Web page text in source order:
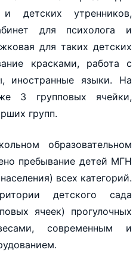
детских утренников,
для психолога и
для таких детских
красками, работа с
иностранные языки. На
3 групповых ячейки,
групп.
образовательном
пребывание детей МГН
всех категорий.
детского сада
ячеек) прогулочных
современным и